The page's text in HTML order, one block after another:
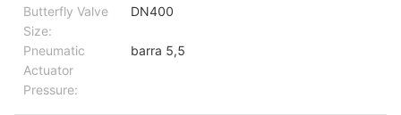
Butterfly Valve
Size:
DN400
Pneumatic
Actuator
Pressure:
barra 5,5